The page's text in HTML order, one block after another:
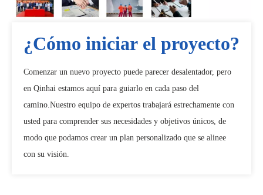
¿Cómo iniciar el proyecto?
Comenzar un nuevo proyecto puede parecer desalentador, pero
en Qinhai estamos aquí para guiarlo en cada paso del
camino.Nuestro equipo de expertos trabajará estrechamente con
usted para comprender sus necesidades y objetivos únicos, de
modo que podamos crear un plan personalizado que se alinee
con su visión.